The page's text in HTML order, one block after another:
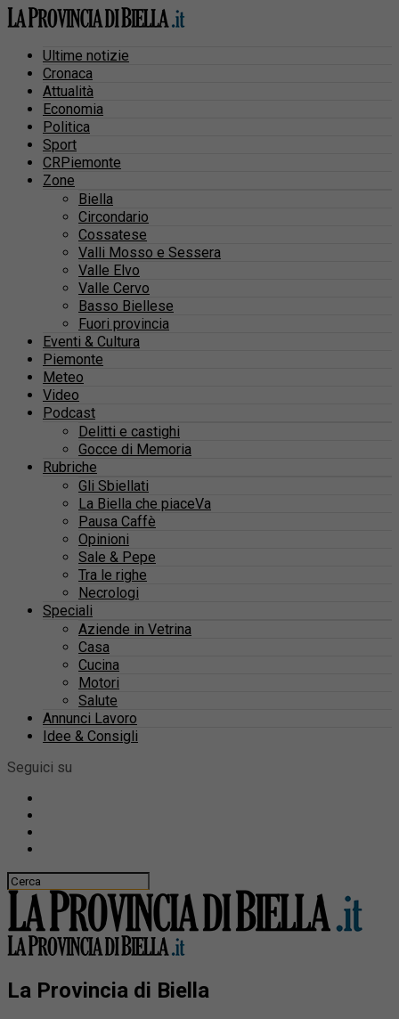
Ultime notizie
Cronaca
Attualità
Economia
Politica
Sport
CRPiemonte
Zone
Biella
Circondario
Cossatese
Valli Mosso e Sessera
Valle Elvo
Valle Cervo
Basso Biellese
Fuori provincia
Eventi & Cultura
Piemonte
Meteo
Video
Podcast
Delitti e castighi
Gocce di Memoria
Rubriche
Gli Sbiellati
La Biella che piaceVa
Pausa Caffè
Opinioni
Sale & Pepe
Tra le righe
Necrologi
Speciali
Aziende in Vetrina
Casa
Cucina
Motori
Salute
Annunci Lavoro
Idee & Consigli
Seguici su
La Provincia di Biella